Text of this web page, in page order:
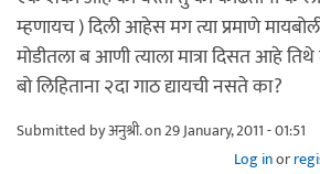
म्हणायच ) दिली आहेस मग त्या प्रमाणे
मोडीतला ब आणी त्याला मात्रा दिसत आहे
बो लिहिताना २दा गाठ द्यायची नसते का?
Submitted byअनुश्री.on 29 January, 2011 - 01:51
Log inor